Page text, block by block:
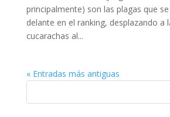
principalmente) son las plagas que
delante en el ranking, desplazando a
cucarachas al...
« Entradas más antiguas